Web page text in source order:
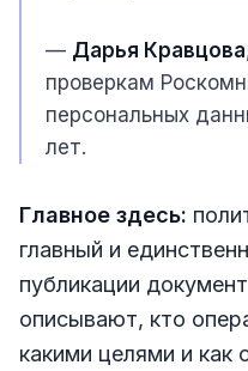
— Дарья Кравцова
проверкам
персональных
лет.
Главное здесь:
главный и
публикации
описывают, кто
какими целями и как